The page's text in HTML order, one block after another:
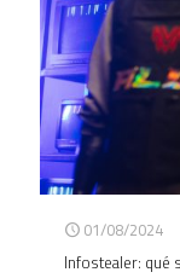
01/08/2024
Infostealer: qué